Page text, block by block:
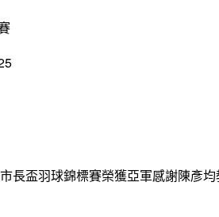
長盃羽球錦標賽榮獲亞軍感謝陳彥